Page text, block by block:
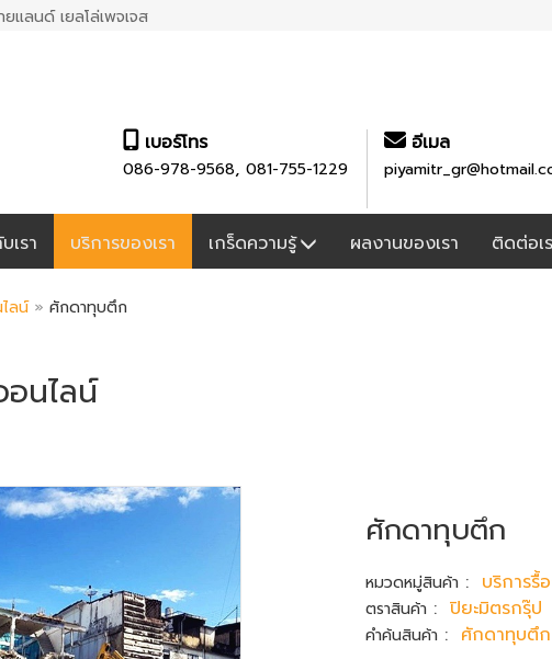
ยแลนด์ เยลโล่เพจเจส
เบอร์โทร
086-978-9568, 081-755-1229
อีเมล
เรา บริการของเรา เกร็ดความรู้ ผลงานของเรา ติดต่อเ
ลน์ » ศักดาทุบตึก
นไลน์
ศักดาทุบตึก
หมวดหมู่สินค้า: บริการรื้
ตราสินค้า: ปิยะมิตรกรุ๊ป
คำค้นสินค้า: ศักดาทุบตึก